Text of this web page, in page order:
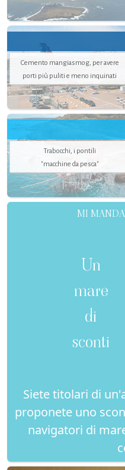
Cemento mangiasmog, per avere
porti più puliti e meno inquinati
Trabocchi, i pontili
"macchine da pesca"
MI
Un
mare
di
sconti
Siete titolari di
proponete uno
navigatori di